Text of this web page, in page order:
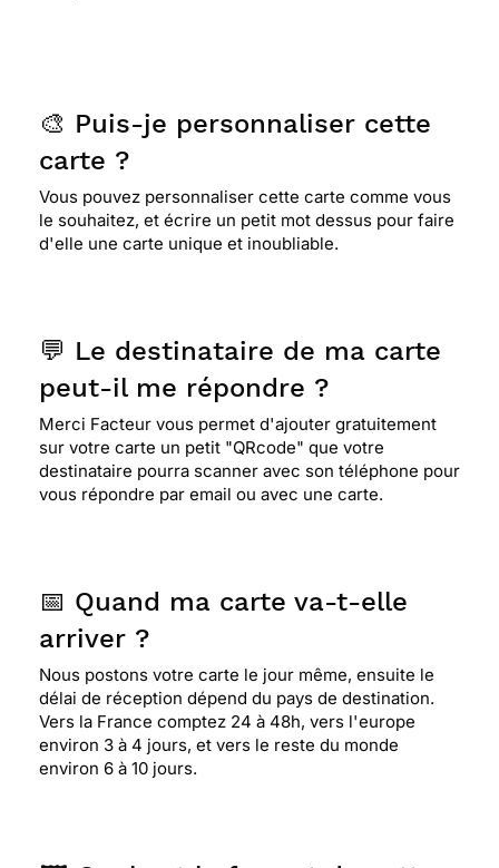
🎨 Puis-je personnaliser cette
carte ?
Vous pouvez personnaliser cette carte comme vous
le souhaitez, et écrire un petit mot dessus pour faire
d'elle une carte unique et inoubliable.
💬 Le destinataire de ma carte
peut-il me répondre ?
Merci Facteur vous permet d'ajouter gratuitement
sur votre carte un petit "QRcode" que votre
destinataire pourra scanner avec son téléphone pour
vous répondre par email ou avec une carte.
📅 Quand ma carte va-t-elle
arriver ?
Nous postons votre carte le jour même, ensuite le
délai de réception dépend du pays de destination.
Vers la France comptez 24 à 48h, vers l'europe
environ 3 à 4 jours, et vers le reste du monde
environ 6 à 10 jours.